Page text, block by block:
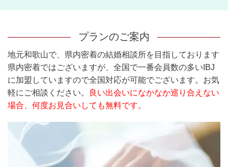
プランのご案内
地元和歌山で、県内密着の結婚相談所を目指しております
県内密着ではございますが、全国で一番会員数の多いIBJ
に加盟していますので全国対応が可能でございます。お気
軽にご相談ください。
良い出会いになかなか巡り合えない
場合、何度お見合いしても無料です。